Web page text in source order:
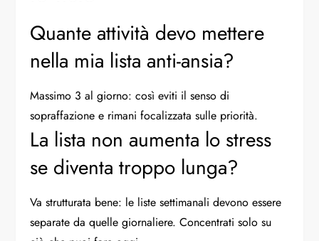
Quante attività devo mettere
nella mia lista anti-ansia?
Massimo 3 al giorno: così eviti il senso di
sopraffazione e rimani focalizzata sulle priorità.
La lista non aumenta lo stress
se diventa troppo lunga?
Va strutturata bene: le liste settimanali devono essere
separate da quelle giornaliere. Concentrati solo su